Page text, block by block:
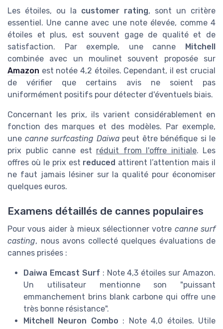
Les étoiles, ou la customer rating, sont un critère
essentiel. Une canne avec une note élevée, comme 4
étoiles et plus, est souvent gage de qualité et de
satisfaction. Par exemple, une canne
Mitchell
combinée avec un moulinet souvent proposée sur
Amazon est notée 4,2 étoiles. Cependant, il est crucial
de vérifier que certains avis ne soient pas
uniformément positifs pour détecter d'éventuels biais.
Concernant les prix, ils varient considérablement en
fonction des marques et des modèles. Par exemple,
une canne surfcasting Daiwapeut être bénéfique si le
prix public canne est réduit from l'offre initiale. Les
offres où le prix est reduced attirent l’attention mais il
ne faut jamais lésiner sur la qualité pour économiser
quelques euros.
Examens détaillés de cannes populaires
Pour vous aider à mieux sélectionner votre canne surf
casting, nous avons collecté quelques évaluations de
cannes prisées :
Daiwa Emcast Surf : Note 4,3 étoiles sur Amazon.
Un utilisateur mentionne son "puissant
emmanchement brins blank carbone qui offre une
très bonne résistance".
Mitchell Neuron Combo : Note 4,0 étoiles. Utile